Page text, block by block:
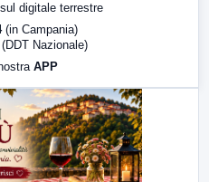
LabNews (replica)
digitale terrestre
(in Campania)
(DDT Nazionale)
APP